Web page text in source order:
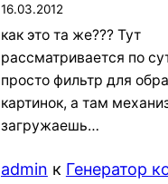
16.03.2012
как это та же??? Тут
рассматривается по
просто фильтр для
картинок, а там
загружаешь…
admin к Генератор